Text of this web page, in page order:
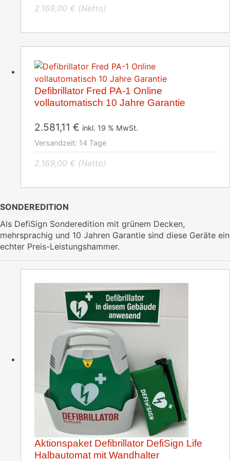
2.169,00 € (Netto)
Defibrillator Fred PA-1 Online
vollautomatisch 10 Jahre Garantie
2.581,11 € inkl. 19 % MwSt.
Versandzeit: 14 Tage
2.169,00 € (Netto)
SONDEREDITION
Als DefiSign Sonderedition mit grünem Decken,
mehrsprachig und 10 Jahren Garantie sind diese Geräte ein
echter Preis-Leistungshammer.
Aktionspaket Defibrillator DefiSign Life
Halbautomat mit Wandhalter